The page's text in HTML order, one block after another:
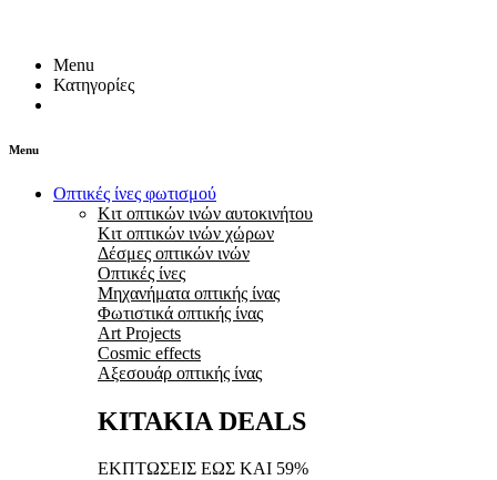
Menu
Κατηγορίες
Menu
Οπτικές ίνες φωτισμού
Κιτ οπτικών ινών αυτοκινήτου
Κιτ οπτικών ινών χώρων
Δέσμες οπτικών ινών
Οπτικές ίνες
Μηχανήματα οπτικής ίνας
Φωτιστικά οπτικής ίνας
Art Projects
Cosmic effects
Αξεσουάρ οπτικής ίνας
ΚΙΤΑΚΙΑ DEALS
ΕΚΠΤΩΣΕΙΣ ΕΩΣ ΚΑΙ 59%